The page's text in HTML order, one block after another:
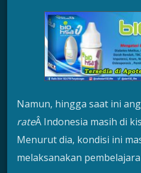
Namun, hingga saat ini
rateÂ Indonesia masih di
Menurut dia, kondisi ini
melaksanakan